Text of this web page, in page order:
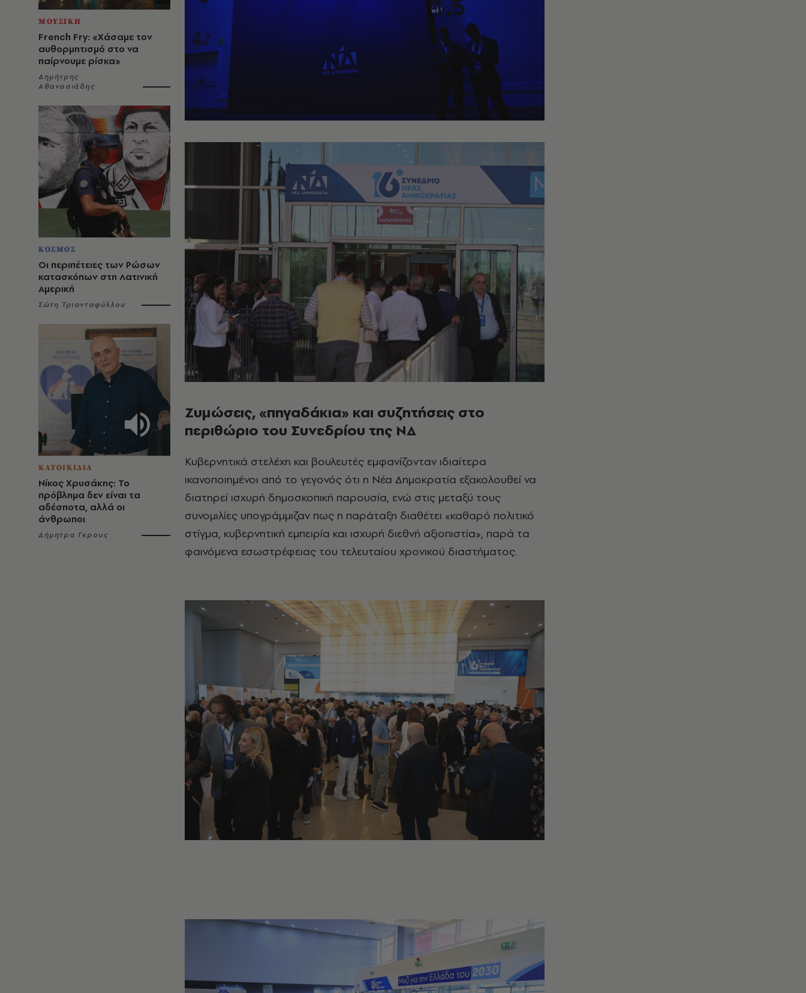
ΜΟΥΣΙΚΗ
French Fry: «Χάσαμε τον
αυθορμητισμό στο να
παίρνουμε ρίσκα»
Δημήτρης
Αθανασιάδης
ΚΟΣΜΟΣ
Οι περιπέτειες των Ρώσων
κατασκόπων στη Λατινική
Αμερική
Σώτη Τριανταφύλλου
ΚΑΤΟΙΚΙΔΙΑ
Νίκος Χρυσάκης: Το
πρόβλημα δεν είναι τα
αδέσποτα, αλλά οι
άνθρωποι
Δήμητρα Γκρους
Ζυμώσεις, «πηγαδάκια» και συζητήσεις στο
περιθώριο του Συνεδρίου της ΝΔ
Κυβερνητικά στελέχη και βουλευτές εμφανίζονταν ιδιαίτερα
ικανοποιημένοι από το γεγονός ότι η Νέα Δημοκρατία εξακολουθεί να
διατηρεί ισχυρή δημοσκοπική παρουσία, ενώ στις μεταξύ τους
συνομιλίες υπογράμμιζαν πως η παράταξη διαθέτει «καθαρό πολιτικό
στίγμα, κυβερνητική εμπειρία και ισχυρή διεθνή αξιοπιστία», παρά τα
φαινόμενα εσωστρέφειας του τελευταίου χρονικού διαστήματος.